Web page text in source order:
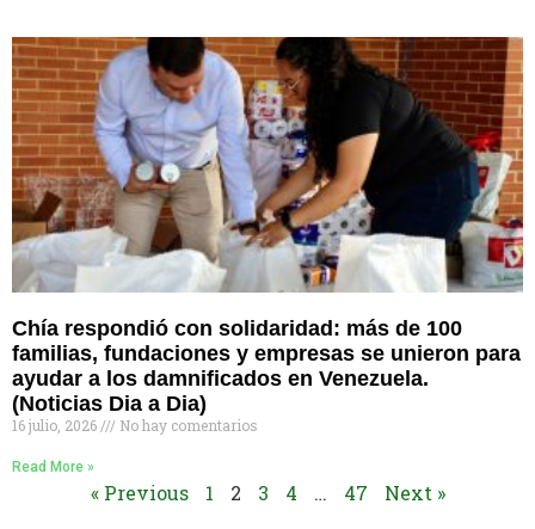
Chía respondió con solidaridad: más de 100
familias, fundaciones y empresas se unieron para
ayudar a los damnificados en Venezuela.
(Noticias Dia a Dia)
16 julio, 2026 No hay comentarios
Read More »
« Previous 1 2 3 4 … 47 Next »